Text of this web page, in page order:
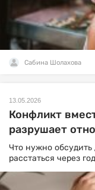
Сабина Шолахова
13.05.2026
Конфликт
разрушает
Что нужно
расстаться через год.